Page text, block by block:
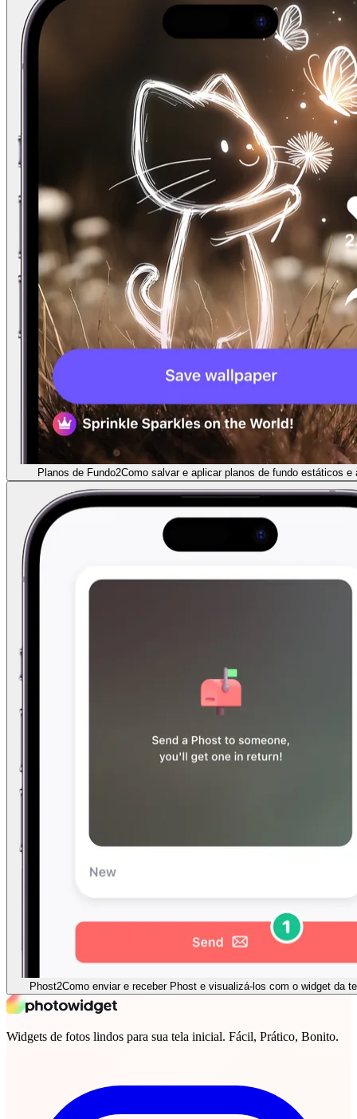
Planos de Fundo2Como salvar e aplicar planos de fundo estáticos e
Phost2Como enviar e receber Phost e visualizá-los com o widget da
Widgets de fotos lindos para sua tela inicial. Fácil, Prático, Bonito.